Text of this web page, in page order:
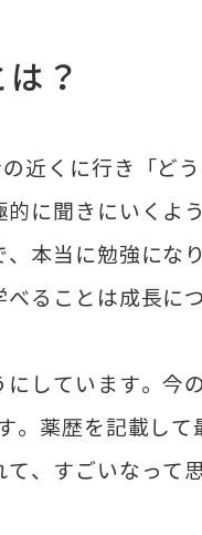
？
近くに行き「ど
に聞きにいくよ
本当に勉強にな
ることは成長に
しています。今
薬歴を記載し
、すごいなって思